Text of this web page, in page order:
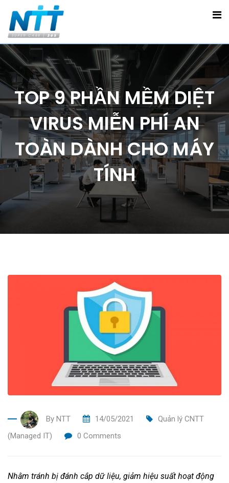
TOP 9 PHẦN MỀM DIỆT
VIRUS MIỄN PHÍ AN
TOÀN DÀNH CHO MÁY
TÍNH
By NTT 14/05/2021
Quản lý CNTT
(Managed IT)
0 Comments
Nhằm tránh bị đánh cắp dữ liệu, giảm hiệu suất hoạt động